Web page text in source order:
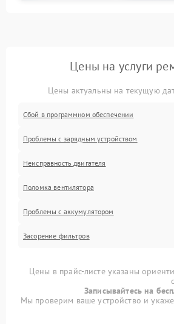
Цены на услуги
Цены актуальны на текущую
Сбой в программном обеспечении
Проблемы с зарядным устройством
Неисправность двигателя
Поломка вентилятора
Проблемы с аккумулятором
Засорение фильтров
Цены в прайс-листе указаны
Записывайтесь на
Мы проверим ваше устройство и